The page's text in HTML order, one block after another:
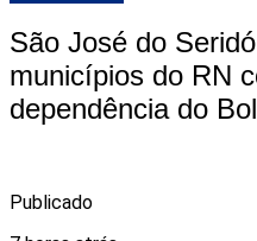
São José do
municípios do RN
dependência do
Publicado